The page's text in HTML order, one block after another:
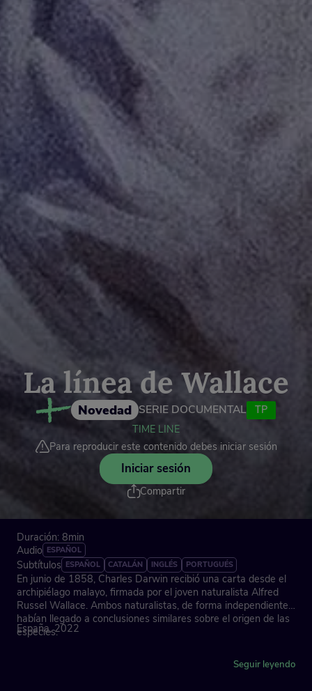
La línea de Wallace
Novedad SERIE DOCUMENTAL TP
TIME LINE
Para reproducir este contenido debes iniciar sesión
Iniciar sesión
Compartir
Duración: 8min
Audio ESPAÑOL
Subtítulos ESPAÑOL CATALÁN INGLÉS PORTUGUÉS
En junio de 1858, Charles Darwin recibió una carta desde el
archipiélago malayo, firmada por el joven naturalista Alfred
Russel Wallace. Ambos naturalistas, de forma independiente,
habían llegado a conclusiones similares sobre el origen de las
especies.
Acompáñanos en un viaje por el tiempo para rememorar las
exploraciones científicas de Alfred Russel Wallace,
España, 2022
Seguir leyendo